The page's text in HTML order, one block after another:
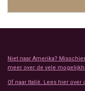
Niet naar Amerika?
meer over de vele
Of naar Italië. Lees hier